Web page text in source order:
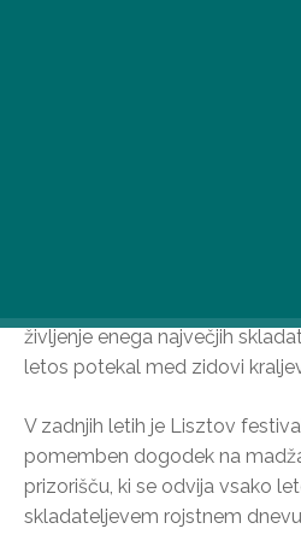
življenje enega največjih
letos potekal med zidovi
V zadnjih letih je Lisztov
pomemben dogodek na
prizorišču, ki se odvija vsako
skladateljevem rojstnem